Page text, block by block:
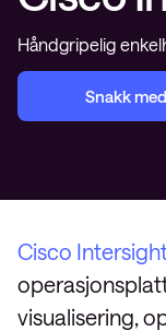
Håndgripelig
Snakk
Cisco
visualisering,